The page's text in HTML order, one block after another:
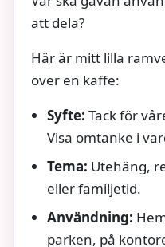
att dela?
Här är mitt lilla
över en kaffe:
Syfte: Tack för
Visa omtanke i
Tema: Utehäng,
eller familjetid.
Användning:
parken, på